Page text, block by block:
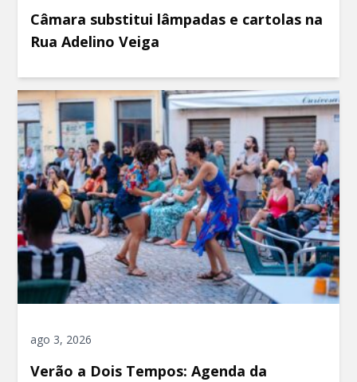
Câmara substitui lâmpadas e cartolas na
Rua Adelino Veiga
ago 3, 2026
Verão a Dois Tempos: Agenda da